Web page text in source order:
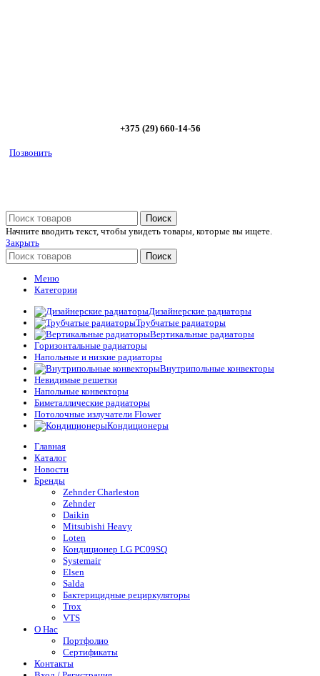
+375 (29) 660-14-56
Позвонить
Поиск
Начните вводить текст, чтобы увидеть товары, которые вы ищете.
Закрыть
Поиск
Меню
Категории
Дизайнерские радиаторы
Трубчатые радиаторы
Вертикальные радиаторы
Горизонтальные радиаторы
Напольные и низкие радиаторы
Внутрипольные конвекторы
Невидимые решетки
Напольные конвекторы
Биметаллические радиаторы
Потолочные излучатели Flower
Кондиционеры
Главная
Каталог
Новости
Бренды
Zehnder Charleston
Zehnder
Daikin
Mitsubishi Heavy
Loten
Кондиционер LG PC09SQ
Systemair
Elsen
Salda
Бактерицидные рециркуляторы
Trox
VTS
О Нас
Портфолио
Сертификаты
Контакты